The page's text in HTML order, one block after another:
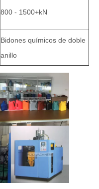
800 - 1500+kN
Bidones químicos de doble
anillo